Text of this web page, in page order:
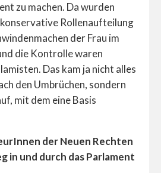
zu machen. Da wurden
Rollenaufteilung
der Frau im
die Kontrolle waren
Das kam ja nicht alles
den Umbrüchen, sondern
mit dem eine Basis
der Neuen Rechten
in und durch das Parlament